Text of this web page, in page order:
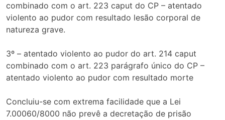
combinado com o art. 223 caput do CP – atentado
violento ao pudor com resultado lesão corporal de
natureza grave.
3º – atentado violento ao pudor do art. 214 caput
combinado com o art. 223 parágrafo único do CP –
atentado violento ao pudor com resultado morte
Concluiu-se com extrema facilidade que a Lei
7.00060/8000 não prevê a decretação de prisão